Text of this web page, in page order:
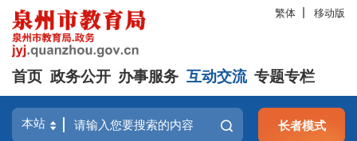
繁体 移动版
首页 政务公开 办事服务 互动交流 专题专栏
长者模式